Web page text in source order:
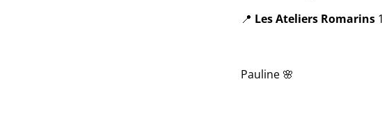
📍 Les Ateliers Romarins
Pauline 🌸